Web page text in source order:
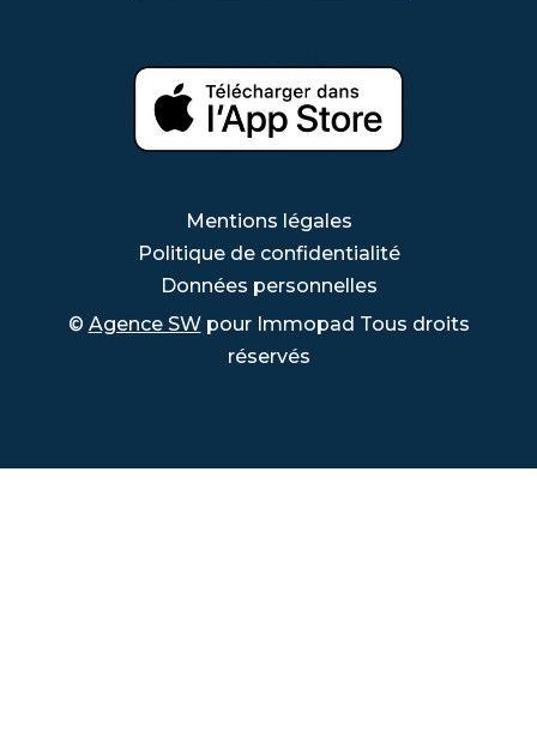
Mentions légales
Politique de confidentialité
Données personnelles
© Agence SWpour Immopad Tous droits
réservés